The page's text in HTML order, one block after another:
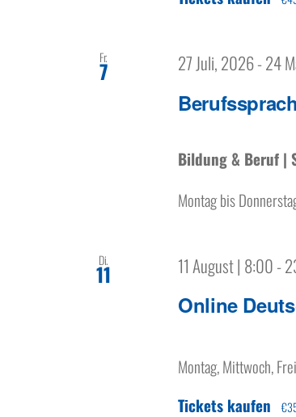
Fr.
7 27 Juli, 2026-24
Bildung & Beruf |
Montag bis
Di.
11
Online
11 August | 8:00-
Montag, Mittwoch,
Tickets kaufen